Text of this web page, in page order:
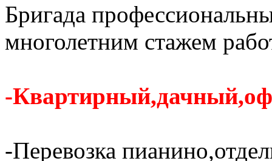
Бригада
многолетним стажем
-
-Перевозка